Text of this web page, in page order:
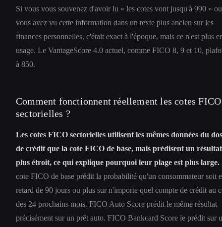
Si vous vous souvenez d'avoir lu « les cotes vont jusqu'à 990 »
vous avez vu cette information dans un texte plus ancien sur les
finances personnelles, c'était exact à l'époque, mais ce n'est plus
usage. Le VantageScore 4.0 actuel, comme FICO 8, 9 et 10,
à 850.
Comment fonctionnent réellement les cotes FICO
sectorielles ?
Les cotes FICO sectorielles utilisent les mêmes données du
de crédit que la cote FICO de base, mais prédisent un résultat
plus étroit, ce qui explique pourquoi leur plage est plus large.
cote FICO de base prédit la probabilité qu'un consommateur soit
retard de 90 jours ou plus sur n'importe quel compte de crédit au
des 24 prochains mois. FICO Auto Score prédit le même résultat
précisément sur un prêt auto. FICO Bankcard Score le prédit sur